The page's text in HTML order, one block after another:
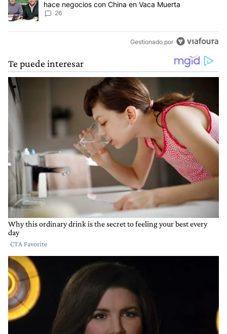
hace negocios con China en Vaca Muerta
26
Gestionado por